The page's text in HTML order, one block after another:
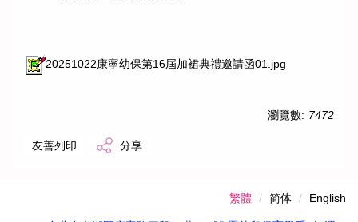
20251022康寧幼保第16屆加裙典禮邀請函01.jpg
瀏覽數: 7472
友善列印 分享
繁體 简体 English